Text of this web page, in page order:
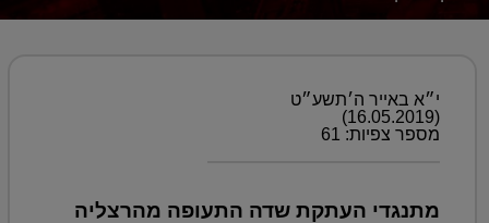
י״א באייר ה׳תשע״ט
(16.05.2019)
מספר צפיות: 61
מתנגדי העתקת שדה התעופה מהרצליה